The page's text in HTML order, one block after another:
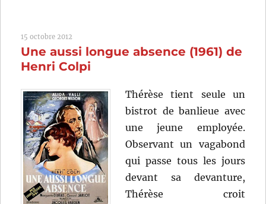
Jacques
Tati
15 octobre 2012
Une aussi longue absence (1961) de
Henri Colpi
Thérèse tient seule un
bistrot de banlieue avec
une jeune employée.
Observant un vagabond
qui passe tous les jours
devant sa devanture,
Thérèse croit